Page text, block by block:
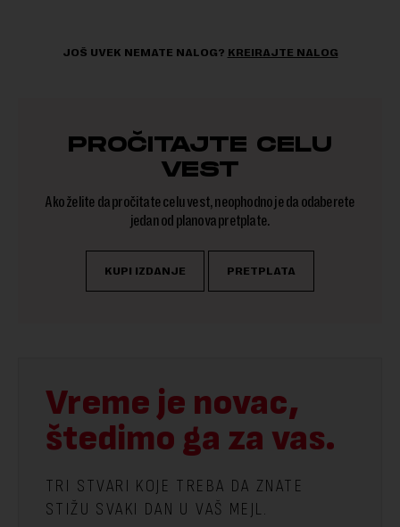
JOŠ UVEK NEMATE NALOG? KREIRAJTE NALOG
PROČITAJTE CELU
VEST
Ako želite da pročitate celu vest, neophodno je da odaberete
jedan od planova pretplate.
KUPI IZDANJE PRETPLATA
Vreme je novac,
štedimo ga za vas.
TRI STVARI KOJE TREBA DA ZNATE
STIŽU SVAKI DAN U VAŠ MEJL.